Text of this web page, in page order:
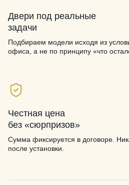
Двери под реальные
задачи
Подбираем модели исходя из
офиса, а не по принципу «что
Честная цена
без «сюрпризов»
Сумма фиксируется в договоре.
после установки.